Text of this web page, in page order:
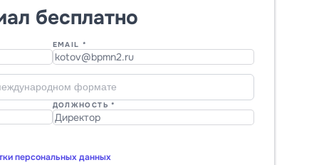
бесплатно
EMAIL *
ДОЛЖНОСТЬ *
персональных данных